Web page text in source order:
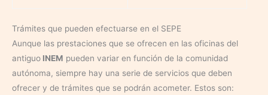
Trámites que pueden efectuarse en el SEPE
Aunque las prestaciones que se ofrecen en las oficinas del
antiguo INEM pueden variar en función de la comunidad
autónoma, siempre hay una serie de servicios que deben
ofrecer y de trámites que se podrán acometer. Estos son: